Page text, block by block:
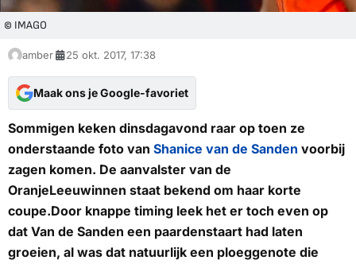
© IMAGO
amber 25 okt. 2017, 17:38
Maak ons je Google-favoriet
Sommigen keken dinsdagavond raar op toen ze
onderstaande foto van Shanice van de Sanden voorbij
zagen komen. De aanvalster van de
OranjeLeeuwinnen staat bekend om haar korte
coupe.Door knappe timing leek het er toch even op
dat Van de Sanden een paardenstaart had laten
groeien, al was dat natuurlijk een ploeggenote die